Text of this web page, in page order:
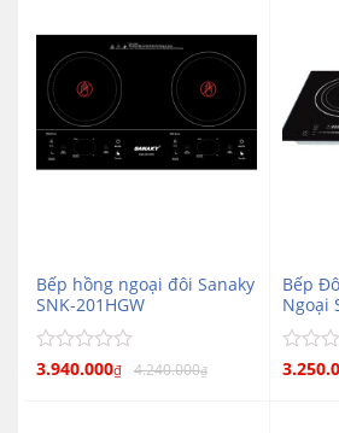
Bếp hồng ngoại đôi Sanaky
SNK-201HGW
Được
3.940.000₫ 4.240.000₫
Bếp
Ngoại
Được